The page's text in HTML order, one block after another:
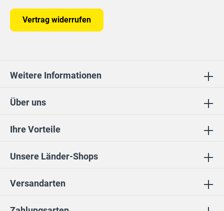
Ihre Vorteile
Unsere Länder-Shops
Über uns
Vertrag widerrufen
Weitere Informationen
Versandarten